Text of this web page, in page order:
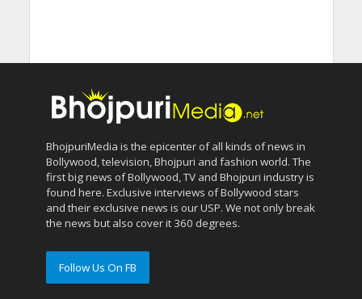
BhojpuriMedia is the epicenter of all kinds of news in
Bollywood, television, Bhojpuri and fashion world. The
first big news of Bollywood, TV and Bhojpuri industry is
found here. Exclusive interviews of Bollywood stars
and their exclusive news is our USP. We not only break
the news but also cover it 360 degrees.
Follow Us On FB